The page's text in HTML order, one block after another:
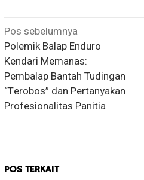
Navigasi
pos
Pos sebelumnya
Polemik Balap Enduro
Kendari Memanas:
Pembalap Bantah Tudingan
“Terobos” dan Pertanyakan
Profesionalitas Panitia
POS TERKAIT